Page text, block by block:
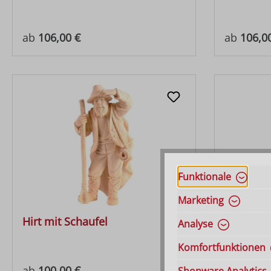
Regulärer Preis:
ab 106,00 € ab
Hirt mit Schaufel Hirt
Funktionale
Marketing
Analyse
Komfortfunktionen